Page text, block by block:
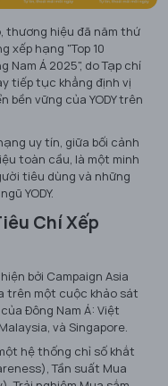
thương hiệu đã năm thứ
xếp hạng "Top 10
Nam Á 2025", do Tạp chí
tiếp tục khẳng định vị
vững của YODY trên
uy tín, giữa bối cảnh
toàn cầu, là một minh
tiêu dùng và những
YODY.
Chí Xếp
bởi Campaign Asia
trên một cuộc khảo sát
Đông Nam Á: Việt
và Singapore.
hệ thống chỉ số khắt
Tần suất Mua